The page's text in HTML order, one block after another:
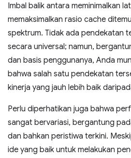
Imbal balik antara meminimalkan
memaksimalkan rasio cache
spektrum. Tidak ada pendekatan
secara universal; namun,
dan basis penggunanya, Anda
bahwa salah satu pendekatan
kinerja yang jauh lebih baik
Perlu diperhatikan juga bahwa
sangat bervariasi, bergantung
dan bahkan peristiwa terkini.
ide yang baik untuk melakukan